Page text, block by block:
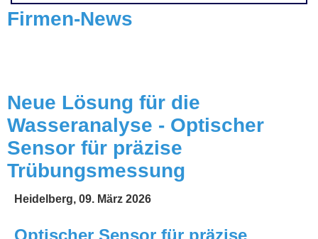
Firmen-News
Neue Lösung für die
Wasseranalyse - Optischer
Sensor für präzise
Trübungsmessung
Heidelberg, 09. März 2026